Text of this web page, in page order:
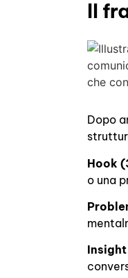
Il
Dopo
Hook
o una